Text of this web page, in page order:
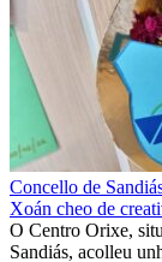
Concello de
Xoán cheo de
O Centro Orixe,
Sandiás, acolleu